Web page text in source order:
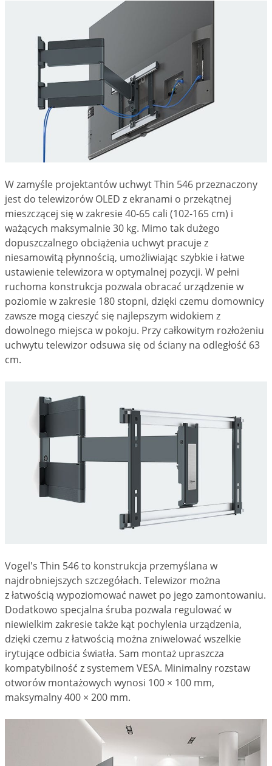
W zamyśle projektantów uchwyt Thin 546 przeznaczony
jest do telewizorów OLED z ekranami o przekątnej
mieszczącej się w zakresie 40-65 cali (102-165 cm) i
ważących maksymalnie 30 kg. Mimo tak dużego
dopuszczalnego obciążenia uchwyt pracuje z
niesamowitą płynnością, umożliwiając szybkie i łatwe
ustawienie telewizora w optymalnej pozycji. W pełni
ruchoma konstrukcja pozwala obracać urządzenie w
poziomie w zakresie 180 stopni, dzięki czemu domownicy
zawsze mogą cieszyć się najlepszym widokiem z
dowolnego miejsca w pokoju. Przy całkowitym rozłożeniu
uchwytu telewizor odsuwa się od ściany na odległość 63
cm.
Vogel's Thin 546 to konstrukcja przemyślana w
najdrobniejszych szczegółach. Telewizor można
z łatwością wypoziomować nawet po jego zamontowaniu.
Dodatkowo specjalna śruba pozwala regulować w
niewielkim zakresie także kąt pochylenia urządzenia,
dzięki czemu z łatwością można zniwelować wszelkie
irytujące odbicia światła. Sam montaż upraszcza
kompatybilność z systemem VESA. Minimalny rozstaw
otworów montażowych wynosi 100 × 100 mm,
maksymalny 400 × 200 mm.